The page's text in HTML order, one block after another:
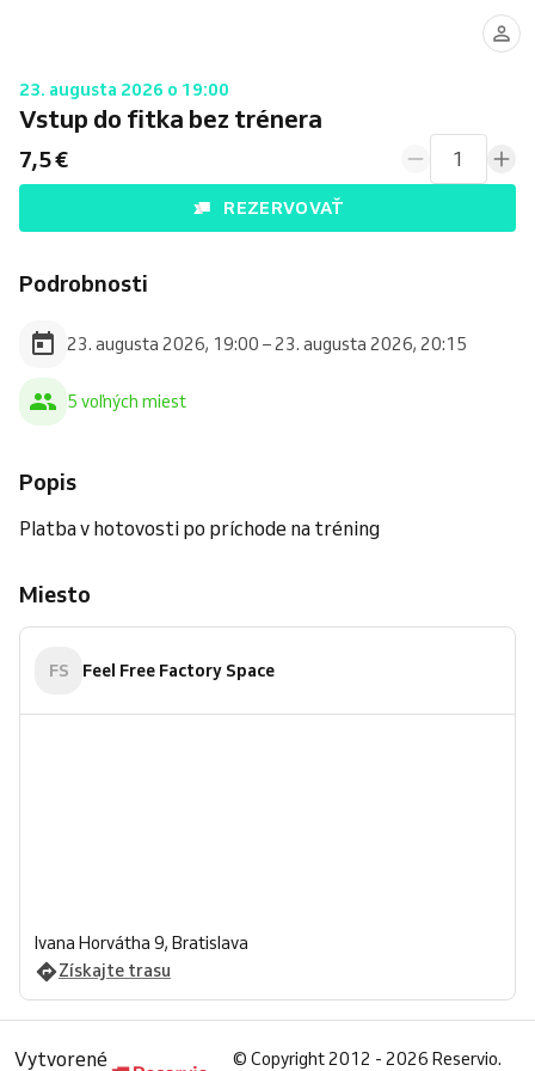
23. augusta 2026 o 19:00
Vstup do fitka bez trénera
7,5 € 1
REZERVOVAŤ
Podrobnosti
23. augusta 2026, 19:00 – 23. augusta 2026, 20:15
5 voľných miest
Popis
Platba v hotovosti po príchode na tréning
Miesto
FS Feel Free Factory Space
Ivana Horvátha 9, Bratislava
Získajte trasu
Vytvorené © Copyright 2012 - 2026 Reservio.